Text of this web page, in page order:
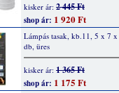
kisker ár: 2 445 Ft
shop ár: 1 920 Ft
Lámpás tasak, kb.11, 5 x 7
db, üres
kisker ár: 1 365 Ft
shop ár: 1 175 Ft